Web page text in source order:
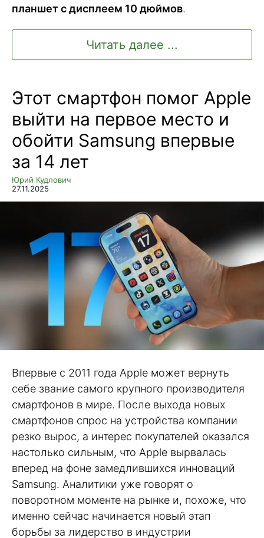
планшет с дисплеем 10 дюймов.
Читать далее ...
Этот смартфон помог Apple
выйти на первое место и
обойти Samsung впервые
за 14 лет
Юрий Кудлович
27.11.2025
Впервые с 2011 года Apple может вернуть
себе звание самого крупного производителя
смартфонов в мире. После выхода новых
смартфонов спрос на устройства компании
резко вырос, а интерес покупателей оказался
настолько сильным, что Apple вырвалась
вперед на фоне замедлившихся инноваций
Samsung. Аналитики уже говорят о
поворотном моменте на рынке и, похоже, что
именно сейчас начинается новый этап
борьбы за лидерство в индустрии